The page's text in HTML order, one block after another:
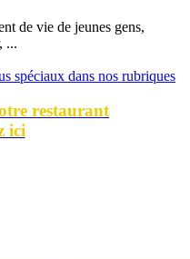
de vie de jeunes gens,
...
spéciaux dans nos rubriques
restaurant
ici